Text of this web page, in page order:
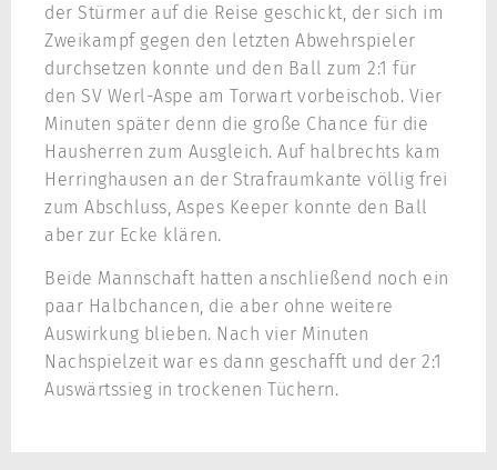
der Stürmer auf die Reise geschickt, der sich im
Zweikampf gegen den letzten Abwehrspieler
durchsetzen konnte und den Ball zum 2:1 für
den SV Werl-Aspe am Torwart vorbeischob. Vier
Minuten später denn die große Chance für die
Hausherren zum Ausgleich. Auf halbrechts kam
Herringhausen an der Strafraumkante völlig frei
zum Abschluss, Aspes Keeper konnte den Ball
aber zur Ecke klären.
Beide Mannschaft hatten anschließend noch ein
paar Halbchancen, die aber ohne weitere
Auswirkung blieben. Nach vier Minuten
Nachspielzeit war es dann geschafft und der 2:1
Auswärtssieg in trockenen Tüchern.